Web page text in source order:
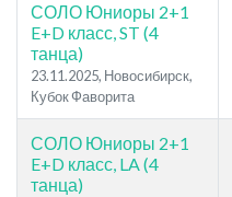
СОЛО Юниоры 2+1
E+D класс, ST (4
танца)
23.11.2025, Новосибирск,
Кубок Фаворита
СОЛО Юниоры 2+1
E+D класс, LA (4
танца)